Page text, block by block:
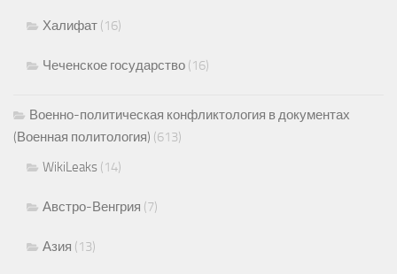
Халифат (16)
Чеченское государство (16)
Военно-политическая конфликтология в документах
(Военная политология) (613)
WikiLeaks (14)
Австро-Венгрия (7)
Азия (13)